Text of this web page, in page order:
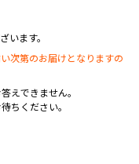
います。
次第のお届けとなりますの
えできません。
ちください。